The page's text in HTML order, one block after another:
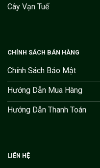
Cây Vạn Tuế
CHÍNH SÁCH BÁN HÀNG
Chính Sách Bảo Mật
Hướng Dẫn Mua Hàng
Hướng Dẫn Thanh Toán
LIÊN HỆ